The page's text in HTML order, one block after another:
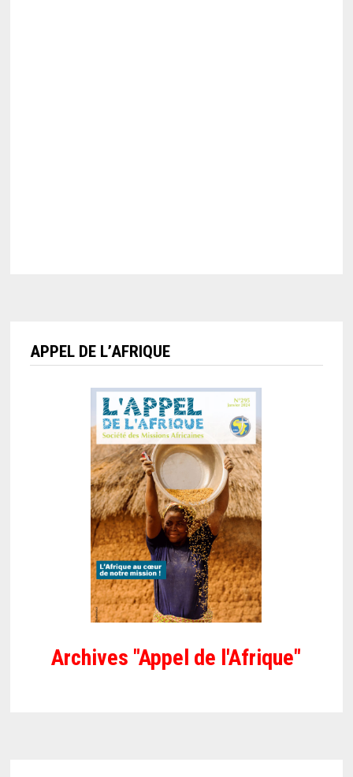
APPEL DE L’AFRIQUE
Archives "Appel de l'Afrique"